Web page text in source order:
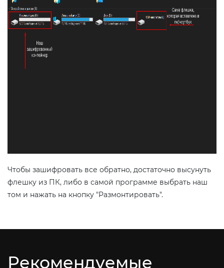
Чтобы зашифровать все обратно, достаточно высунуть
флешку из ПК, либо в самой программе выбрать наш
том и нажать на кнопку "Размонтировать".
Рекомендуемые